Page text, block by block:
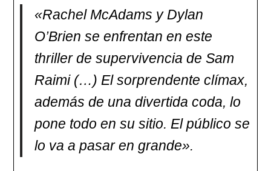
«Rachel McAdams y Dylan
O’Brien se enfrentan en este
thriller de supervivencia de Sam
Raimi (…) El sorprendente clímax,
además de una divertida coda, lo
pone todo en su sitio. El público se
lo va a pasar en grande».